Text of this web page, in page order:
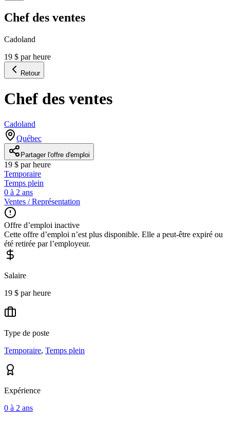
Chef des ventes
Cadoland
19 $ par heure
Retour
Chef des ventes
Cadoland
Québec
Partager l'offre d'emploi
19 $ par heure
Temporaire
Temps plein
0 à 2 ans
Ventes / Représentation
Offre d’emploi inactive
Cette offre d’emploi n’est plus disponible. Elle a peut-être expiré ou
été retirée par l’employeur.
Salaire
19 $ par heure
Type de poste
Temporaire, Temps plein
Expérience
0 à 2 ans